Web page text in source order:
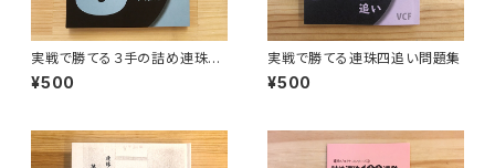
実戦で勝てる３手の詰め連珠
（ビギナー向け）
¥500
実戦で勝てる連珠四追い問題集
¥500